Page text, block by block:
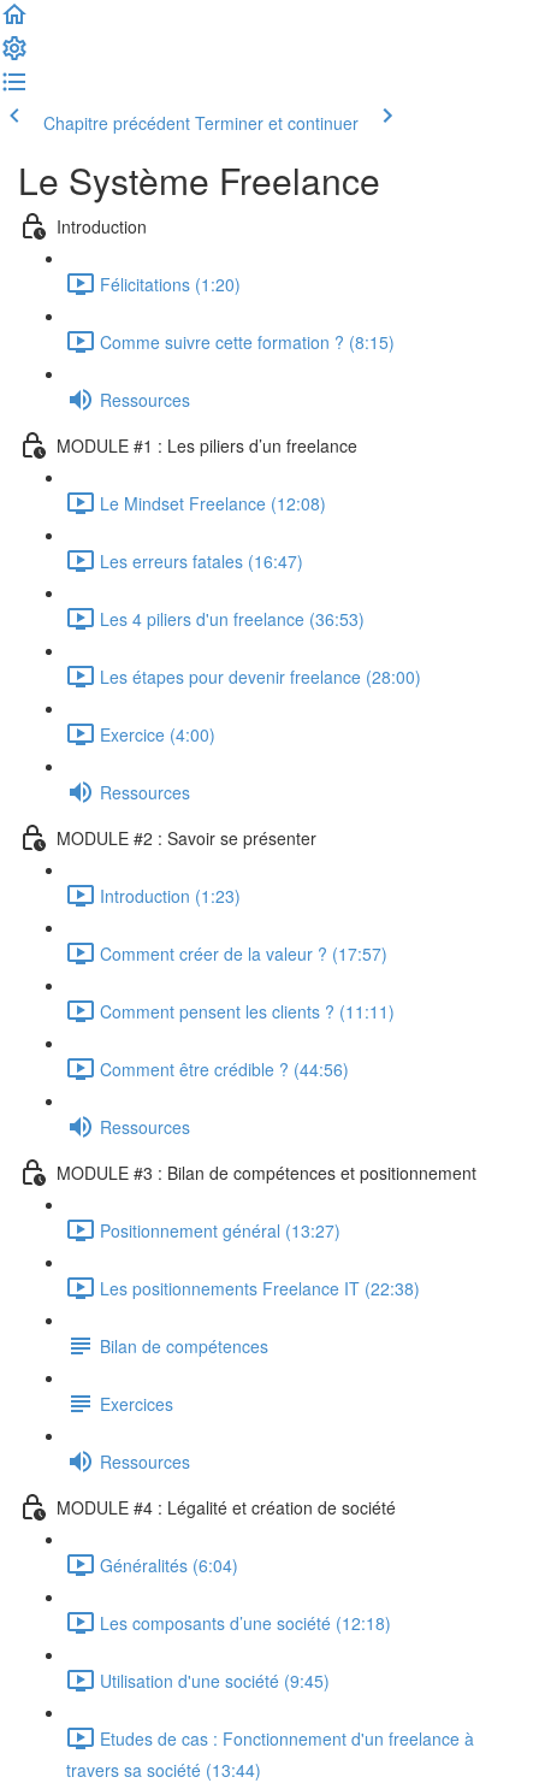
Chapitre précédent Terminer et continuer
Le Système Freelance
Introduction
Félicitations (1:20)
Comme suivre cette formation ? (8:15)
Ressources
MODULE #1 : Les piliers d’un freelance
Le Mindset Freelance (12:08)
Les erreurs fatales (16:47)
Les 4 piliers d'un freelance (36:53)
Les étapes pour devenir freelance (28:00)
Exercice (4:00)
Ressources
MODULE #2 : Savoir se présenter
Introduction (1:23)
Comment créer de la valeur ? (17:57)
Comment pensent les clients ? (11:11)
Comment être crédible ? (44:56)
Ressources
MODULE #3 : Bilan de compétences et positionnement
Positionnement général (13:27)
Les positionnements Freelance IT (22:38)
Bilan de compétences
Exercices
Ressources
MODULE #4 : Légalité et création de société
Généralités (6:04)
Les composants d’une société (12:18)
Utilisation d'une société (9:45)
Etudes de cas : Fonctionnement d'un freelance à
travers sa société (13:44)